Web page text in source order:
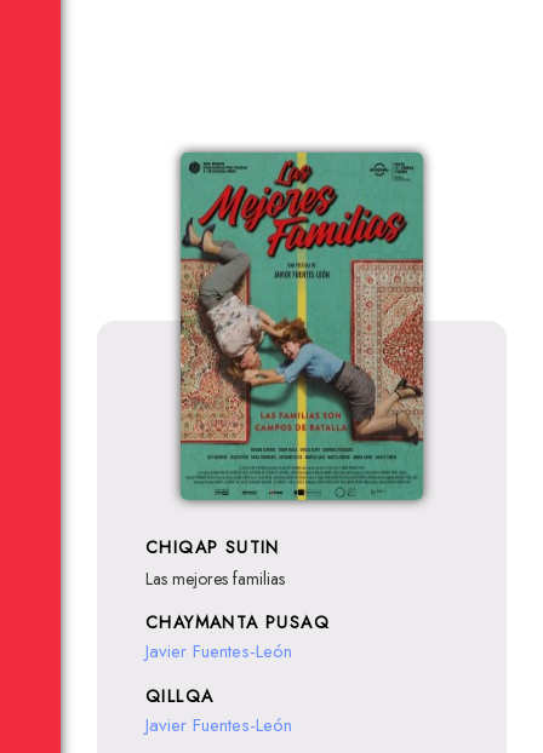
CHIQAP SUTIN
Las mejores familias
CHAYMANTA PUSAQ
Javier Fuentes-León
QILLQA
Javier Fuentes-León